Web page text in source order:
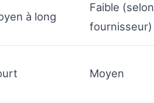
à long
Faible (selon
fournisseur)
Moyen